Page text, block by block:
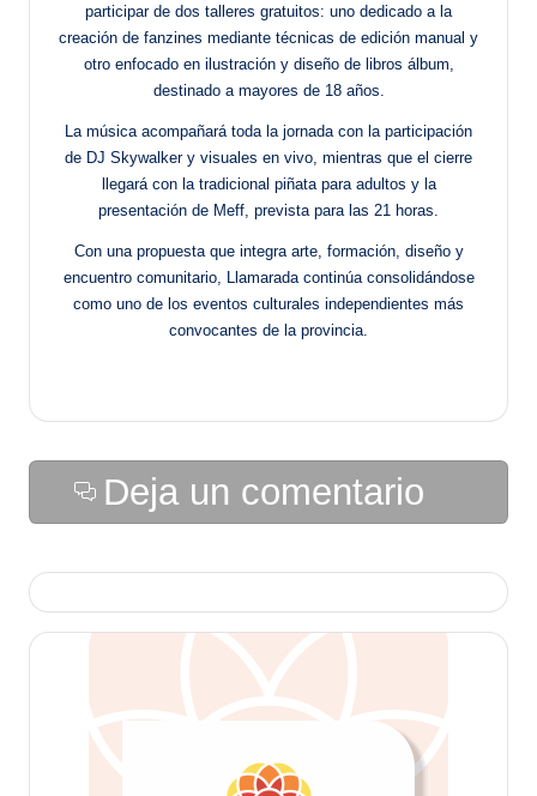
participar de dos talleres gratuitos: uno dedicado a la
creación de fanzines mediante técnicas de edición manual y
otro enfocado en ilustración y diseño de libros álbum,
destinado a mayores de 18 años.
La música acompañará toda la jornada con la participación
de DJ Skywalker y visuales en vivo, mientras que el cierre
llegará con la tradicional piñata para adultos y la
presentación de Meff, prevista para las 21 horas.
Con una propuesta que integra arte, formación, diseño y
encuentro comunitario, Llamarada continúa consolidándose
como uno de los eventos culturales independientes más
convocantes de la provincia.
Deja un comentario